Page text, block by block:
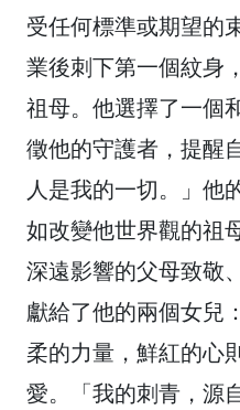
受任何標準或期望的
業後刺下第一個紋身
祖母。他選擇了一個
徵他的守護者，提醒
人是我的一切。」他
如改變他世界觀的祖
深遠影響的父母致敬
獻給了他的兩個女兒
柔的力量，鮮紅的心
愛。「我的刺青，源